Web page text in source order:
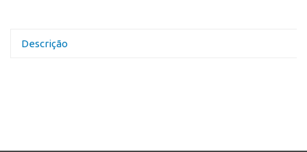
Descrição